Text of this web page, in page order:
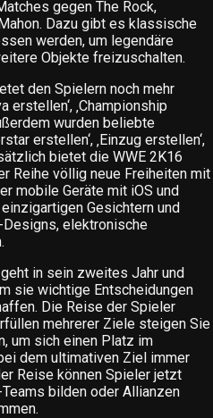
gegen The Rock,
Dazu gibt es klassische
werden, um legendäre
Objekte freizuschalten.
den Spielern noch mehr
‚Championship
wurden beliebte
erstellen‘, ‚Einzug erstellen‘,
bietet die WWE 2K16
Reihe völlig neue Freiheiten mit
mobile Geräte mit iOS und
Gesichtern und
elektronische
geht in sein zweites Jahr und
sie wichtige Entscheidungen
Die Reise der Spieler
mehrerer Ziele steigen Sie
um sich einen Platz im
dem ultimativen Ziel immer
Reise können Spieler jetzt
bilden oder Allianzen